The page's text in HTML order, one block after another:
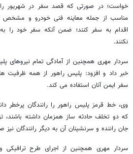
خواست؛ در صورتی که قصد سفر در شهریور را
مناسب از جمله معاینه فنی خودرو و
اقدام به سفر کنند؛ ضمن آنکه سفر خود را به
نکنند.
سردار مهری همچنین از آمادگی تمام نیروهای
خبر داد و افزود: پلیس راهور از همه
سفر ایمن آنان استفاده می کند.
وی، خط قرمز پلیس راهور را رانندگان پرخطر
که دو تخلف حادثه ساز همزمان داشته
جان راننده و سرنشینان آن به دیگر رانندگان
سردار مهری همچنین از اجرای طرح ترافیکی